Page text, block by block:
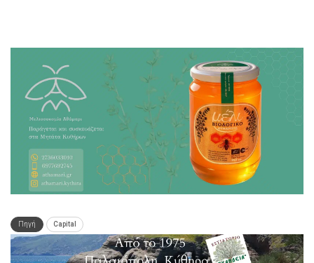
Πηγή Capital